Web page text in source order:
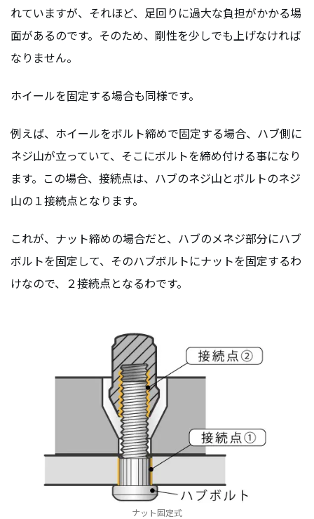
れていますが、それほど、足回りに過大な負担がかかる場
面があるのです。そのため、剛性を少しでも上げなければ
なりません。
ホイールを固定する場合も同様です。
例えば、ホイールをボルト締めで固定する場合、ハブ側に
ネジ山が立っていて、そこにボルトを締め付ける事になり
ます。この場合、接続点は、ハブのネジ山とボルトのネジ
山の１接続点となります。
これが、ナット締めの場合だと、ハブのメネジ部分にハブ
ボルトを固定して、そのハブボルトにナットを固定するわ
けなので、２接続点となるわです。
ナット固定式